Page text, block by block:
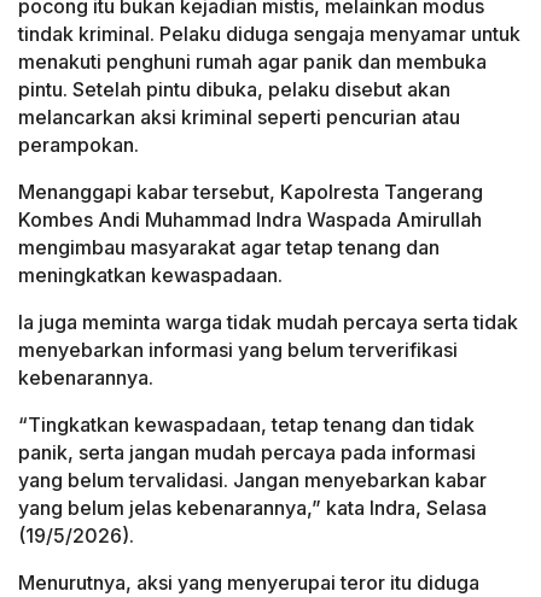
pocong itu bukan kejadian mistis, melainkan modus
tindak kriminal. Pelaku diduga sengaja menyamar untuk
menakuti penghuni rumah agar panik dan membuka
pintu. Setelah pintu dibuka, pelaku disebut akan
melancarkan aksi kriminal seperti pencurian atau
perampokan.
Menanggapi kabar tersebut, Kapolresta Tangerang
Kombes Andi Muhammad Indra Waspada Amirullah
mengimbau masyarakat agar tetap tenang dan
meningkatkan kewaspadaan.
Ia juga meminta warga tidak mudah percaya serta tidak
menyebarkan informasi yang belum terverifikasi
kebenarannya.
“Tingkatkan kewaspadaan, tetap tenang dan tidak
panik, serta jangan mudah percaya pada informasi
yang belum tervalidasi. Jangan menyebarkan kabar
yang belum jelas kebenarannya,” kata Indra, Selasa
(19/5/2026).
Menurutnya, aksi yang menyerupai teror itu diduga